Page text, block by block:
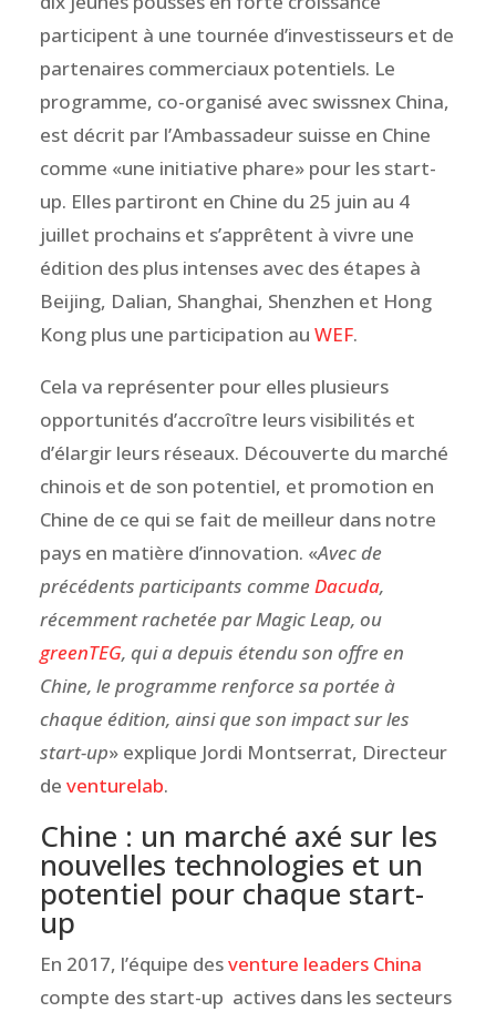
participent à une tournée d’investisseurs et de
partenaires commerciaux potentiels. Le
programme, co-organisé avec swissnex China,
est décrit par l’Ambassadeur suisse en Chine
comme «une initiative phare» pour les start-
up. Elles partiront en Chine du 25 juin au 4
juillet prochains et s’apprêtent à vivre une
édition des plus intenses avec des étapes à
Beijing, Dalian, Shanghai, Shenzhen et Hong
Kong plus une participation au WEF.
Cela va représenter pour elles plusieurs
opportunités d’accroître leurs visibilités et
d’élargir leurs réseaux. Découverte du marché
chinois et de son potentiel, et promotion en
Chine de ce qui se fait de meilleur dans notre
pays en matière d’innovation. «Avec de
précédents participants commeDacuda,
récemment rachetée par Magic Leap, ou
greenTEG, qui a depuis étendu son offre en
Chine, le programme renforce sa portée à
chaque édition, ainsi que son impact sur les
start-up» explique Jordi Montserrat, Directeur
de venturelab.
Chine : un marché axé sur les
nouvelles technologies et un
potentiel pour chaque start-
up
En 2017, l’équipe desventure leaders China
compte des start-up actives dans les secteurs